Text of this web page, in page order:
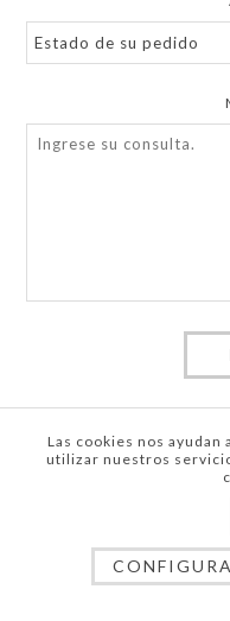
Las cookies nos
utilizar nuestros